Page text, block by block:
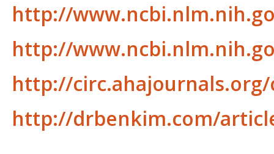
http://
http://
http://
http://drbenkim.com/